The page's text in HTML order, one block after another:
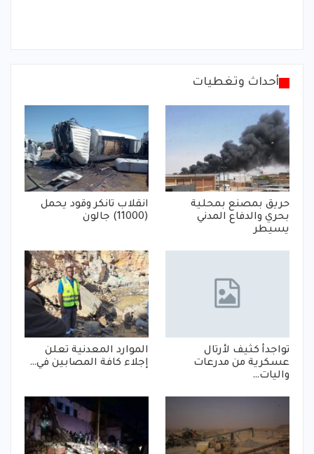
أحداث وتغطيات
حريق بمصنع بمحلية
بحري والدفاع المدني
يسيطر
انقلاب تانكر وقود يحمل
(11000) جالون
تواجدأ كثيف لأرتال
عسكرية من مدرعات
واليات…
الموارد المعدنية تعلن
إجلاء كافة المصابين في…